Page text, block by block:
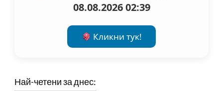
08.08.2026 02:39
Кликни тук!
Най-четени за днес: